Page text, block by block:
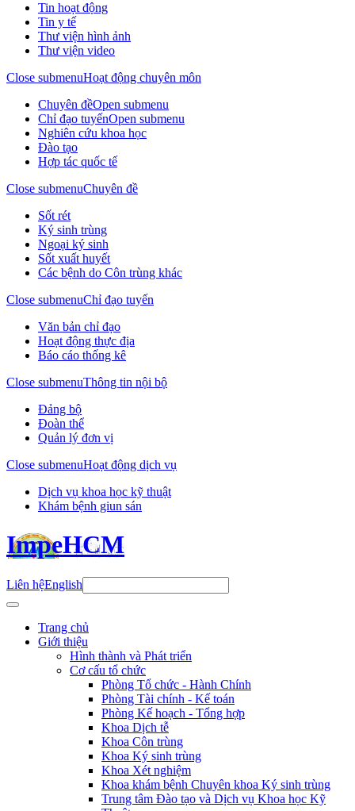
Tin hoạt động
Tin y tế
Thư viện hình ảnh
Thư viện video
Close submenuHoạt động chuyên môn
Chuyên đềOpen submenu
Chỉ đạo tuyếnOpen submenu
Nghiên cứu khoa học
Đào tạo
Hợp tác quốc tế
Close submenuChuyên đề
Sốt rét
Ký sinh trùng
Ngoại ký sinh
Sốt xuất huyết
Các bệnh do Côn trùng khác
Close submenuChỉ đạo tuyến
Văn bản chỉ đạo
Hoạt động thực địa
Báo cáo thống kê
Close submenuThông tin nội bộ
Đảng bộ
Đoàn thể
Quản lý đơn vị
Close submenuHoạt động dịch vụ
Dịch vụ khoa học kỹ thuật
Khám bệnh giun sán
ImpeHCM
Liên hệEnglish
Trang chủ
Giới thiệu
Hình thành và Phát triển
Cơ cấu tổ chức
Phòng Tổ chức - Hành Chính
Phòng Tài chính - Kế toán
Phòng Kế hoạch - Tổng hợp
Khoa Dịch tễ
Khoa Côn trùng
Khoa Ký sinh trùng
Khoa Xét nghiệm
Khoa khám bệnh Chuyên khoa Ký sinh trùng
Trung tâm Đào tạo và Dịch vụ Khoa học Kỹ